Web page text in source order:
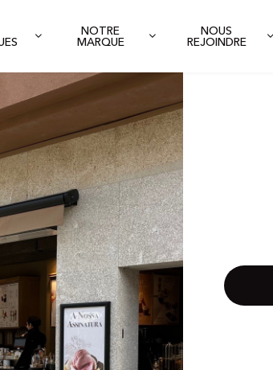
NOTRE
MARQUE
NOUS
REJOINDRE